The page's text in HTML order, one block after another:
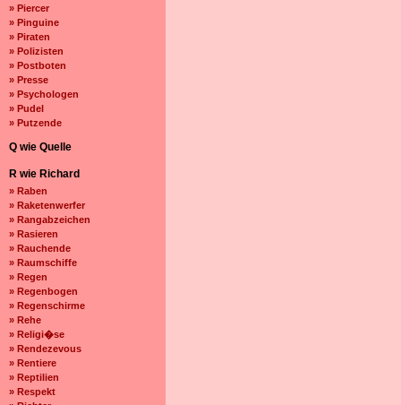
» Piercer
» Pinguine
» Piraten
» Polizisten
» Postboten
» Presse
» Psychologen
» Pudel
» Putzende
Q wie Quelle
R wie Richard
» Raben
» Raketenwerfer
» Rangabzeichen
» Rasieren
» Rauchende
» Raumschiffe
» Regen
» Regenbogen
» Regenschirme
» Rehe
» Religi�se
» Rendezevous
» Rentiere
» Reptilien
» Respekt